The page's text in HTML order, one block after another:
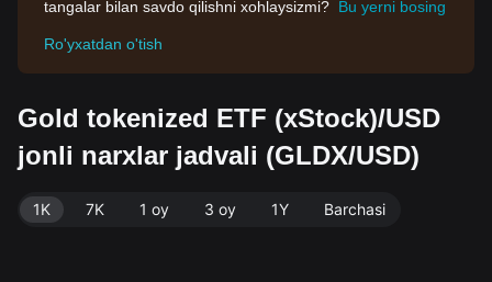
tangalar bilan savdo qilishni xohlaysizmi? Bu yerni bosing
Ro'yxatdan o'tish
Gold tokenized ETF (xStock)/USD
jonli narxlar jadvali (GLDX/USD)
1K 7K 1 oy 3 oy 1Y Barchasi